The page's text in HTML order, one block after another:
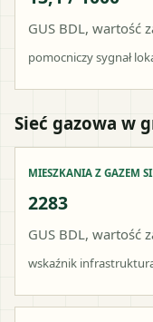
GUS BDL, wartość
pomocniczy sygnał
Sieć gazowa w
MIESZKANIA Z GAZEM
2283
GUS BDL, wartość
wskaźnik